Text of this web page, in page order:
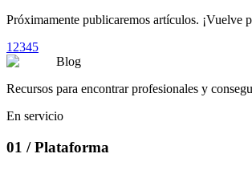
Próximamente publicaremos artículos. ¡Vuelve
1 2345
Blog
Recursos para encontrar profesionales y
En servicio
01 / Plataforma